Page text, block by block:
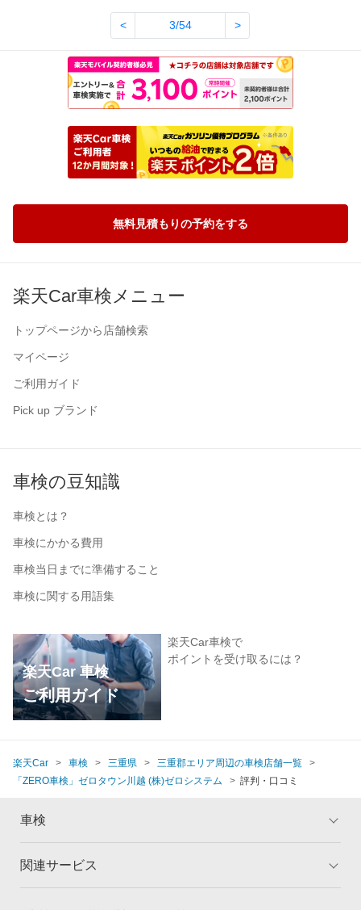
< 3/54 >
無料見積もりの予約をする
楽天Car車検メニュー
トップページから店舗検索
マイページ
ご利用ガイド
Pick up ブランド
車検の豆知識
車検とは？
車検にかかる費用
車検当日までに準備すること
車検に関する用語集
楽天Car 車検
ご利用ガイド
楽天Car車検で
ポイントを受け取るには？
楽天Car 車検 三重県
三重郡エリア周辺の車検店舗一覧
「ZERO車検」ゼロタウン川越 (株)ゼロシステム
評判・口コミ
車検
トップ
関連サービス